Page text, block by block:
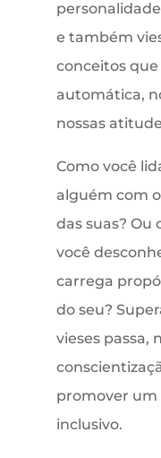
e também
conceitos
automática,
nossas
Como você
alguém com
das suas?
você
carrega
do seu?
vieses passa,
promover um
inclusivo.